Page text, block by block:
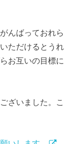
んばっておれら
ただけるとうれ
お互いの目標に
ざいました。こ